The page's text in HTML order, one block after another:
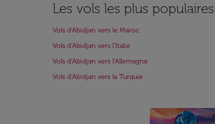
Les vols les plus
Vols d'Abidjan vers le Maroc
Vols d'Abidjan vers l'Italie
Vols d'Abidjan vers l'Allemagne
Vols d'Abidjan vers la Turquie